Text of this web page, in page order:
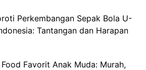
Perkembangan Sepak Bola U-
Tantangan dan Harapan
Favorit Anak Muda: Murah,